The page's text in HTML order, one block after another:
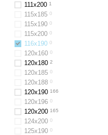
111x200 1
115х185 0
115х190 0
115х200 0
116x190 0
120x160 0
120x180 2
120x185 0
120х188 0
120x190 166
120х196 0
120x200 165
124x200 0
125х190 0